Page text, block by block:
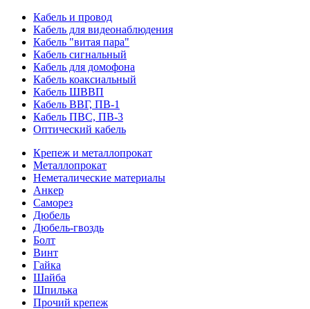
Кабель и провод
Кабель для видеонаблюдения
Кабель "витая пара"
Кабель сигнальный
Кабель для домофона
Кабель коаксиальный
Кабель ШВВП
Кабель ВВГ, ПВ-1
Кабель ПВС, ПВ-3
Оптический кабель
Крепеж и металлопрокат
Металлопрокат
Неметалические материалы
Анкер
Саморез
Дюбель
Дюбель-гвоздь
Болт
Винт
Гайка
Шайба
Шпилька
Прочий крепеж